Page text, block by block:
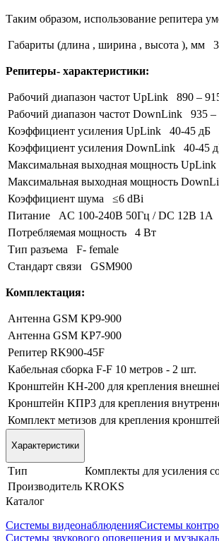
Таким образом, использование репитера
Габариты (длина , ширина , высота ), мм
Репитеры- характеристики:
Рабочий диапазон частот UpLink
890 –
Рабочий диапазон частот DownLink
935
Коэффициент усиления UpLink
40-45 дБ
Коэффициент усиления DownLink
40-45
Максимальная выходная мощность UpLink
Максимальная выходная мощность
Коэффициент шума
≤6 dBi
Питание
AC 100-240В 50Гц / DC 12В 1А
Потребляемая мощность
4 Вт
Тип разъема
F- female
Стандарт связи
GSM900
Комплектация:
Антенна GSM KP9-900
Антенна GSM KP7-900
Репитер RK900-45F
Кабельная сборка F-F 10 метров - 2 шт.
Кронштейн KH-200 для крепления
Кронштейн KПР3 для крепления
Комплект метизов для крепления
Характеристики
Тип
Комплекты для усиления
Производитель KROKS
Каталог
Системы видеонаблюденияСистемы
Системы звукового оповещения и